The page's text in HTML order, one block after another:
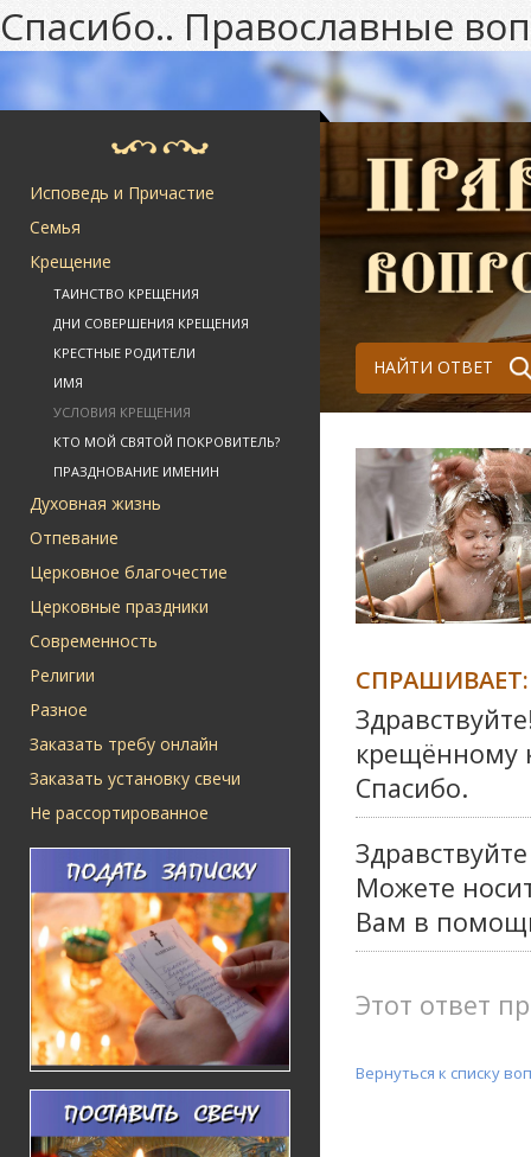
Спасибо.. Православные
Исповедь и Причастие
Семья
Крещение
ТАИНСТВО КРЕЩЕНИЯ
ДНИ СОВЕРШЕНИЯ КРЕЩЕНИЯ
КРЕСТНЫЕ РОДИТЕЛИ
ИМЯ
УСЛОВИЯ КРЕЩЕНИЯ
КТО МОЙ СВЯТОЙ ПОКРОВИТЕЛЬ?
ПРАЗДНОВАНИЕ ИМЕНИН
Духовная жизнь
Отпевание
Церковное благочестие
Церковные праздники
Современность
Религии
Разное
Заказать требу онлайн
Заказать установку свечи
Не рассортированное
НАЙТИ ОТВЕТ
СПРАШИВАЕТ:
крещённому
Спасибо.
Можете
Вам в
Этот ответ
Вернуться к списку